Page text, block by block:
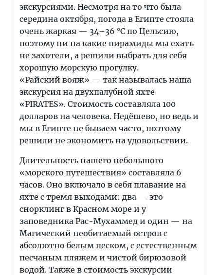
экскурсиями. Несмотря на то что была
середина октября, погода в Египте стояла
очень жаркая — 34–36 °C по Цельсию,
поэтому ни на какие пирамиды мы ехать
не захотели, а решили выбрать для себя
хорошую морскую прогулку.
«Райский вояж» — так называлась наша
экскурсия на двухпалубной яхте
«PIRATES». Стоимость составляла 100
долларов на человека. Недёшево, но ведь и
мы в Египте не бываем часто, поэтому
решили не экономить на удовольствии.
Длительность нашего небольшого
«морского путешествия» составляла 6
часов. Оно включало в себя плавание на
яхте с тремя выходами: два — это
снорклинг в Красном море и у
заповедника Рас-Мухаммед и один — на
Магический необитаемый остров с
абсолютно белым песком, с естественным
песчаным пляжем и чистой бирюзовой
водой. Также в стоимость экскурсии